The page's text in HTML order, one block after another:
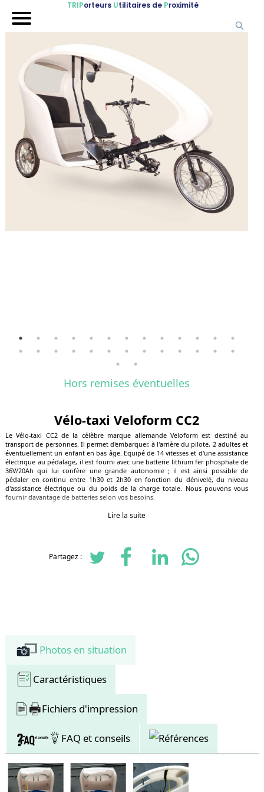
TRIPorteurs Utilitaires de Proximité
Nos véhicules
Références
Sur-mesure
Mariages
Blog
FAQ
Hors remises éventuelles
Vélo-taxi Veloform CC2
Le Vélo-taxi CC2 de la célèbre marque allemande Veloform est destiné au
transport de personnes. Il permet d'embarquer, à l'arrière du pilote, 2 adultes et
éventuellement un enfant en bas âge. Equipé de 14 vitesses et d'une assistance
électrique au pédalage, il est fourni avec une batterie lithium fer phosphate de
36V/20Ah qui lui confère une grande autonomie ; il est ainsi possible de
pédaler en continu entre 1h30 et 2h30 en fonction du dénivelé, du niveau
d'assistance électrique ou du poids de la charge totale. Nous pouvons vous
fournir davantage de batteries selon vos besoins.
Ce vélo-taxi dispose de suspensions à l'arrière, d'un guidon ajustable en
De nombreux équipements ont été pensés pour garantir aux occupants une
sécurité optimale ; ce modèle est en effet équipé de freins à disques
donnant ainsi accès au compartiment batterie.
Le Veloform CC2 est disponible à la location ou à la vente, uniquement
Lire la suite
Partagez :
Photos en situation
Caractéristiques
Fichiers d'impression
FAQ et conseils Références